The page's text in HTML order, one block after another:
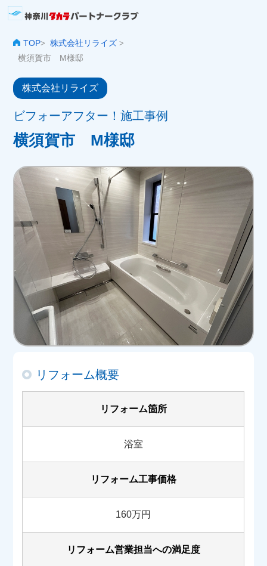
TOP> 株式会社リライズ>
横須賀市 M様邸
株式会社リライズ
ビフォーアフター！施工事例
横須賀市 M様邸
リフォーム概要
リフォーム箇所
浴室
リフォーム工事価格
160万円
リフォーム営業担当への満足度